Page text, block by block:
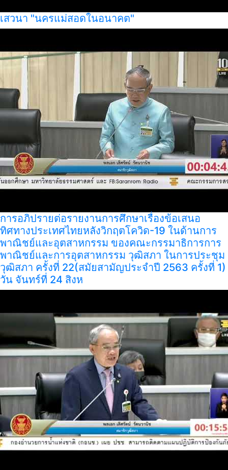
เสวนา "นครแม่สอดในอนาคต"
การอภิปรายต่อรายงานการศึกษาเรื่องข้อเสนอ
ทิศทางประเทศไทยหลังวิกฤตโควิด-19 ในด้านการ
พาณิชย์และอุตสาหกรรม ของคณะกรรมาธิการการ
พาณิชย์และการอุตสาหกรรม วุฒิสภา ในการประชุม
วุฒิสภา ครั้งที่ 22(สมัยสามัญประจำปี 2563 ครั้งที่ 1)
วัน จันทร์ที่ 24 สิงห